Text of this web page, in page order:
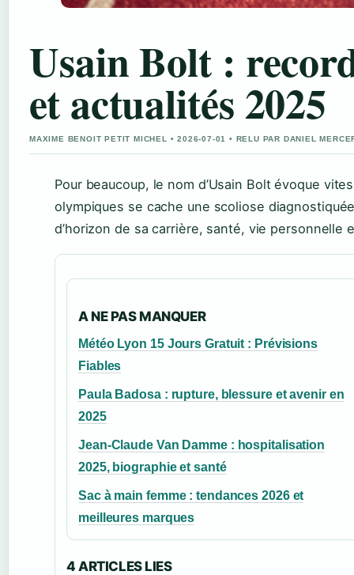
Usain Bolt :
et actualités 2025
MAXIME BENOIT PETIT MICHEL • 2026-07-01 • RELU PAR DANIEL
Pour beaucoup, le nom d’Usain Bolt évoque
olympiques se cache une scoliose
d’horizon de sa carrière, santé, vie
A NE PAS MANQUER
Météo Lyon 15 Jours Gratuit : Prévisions
Fiables
Paula Badosa : rupture, blessure et avenir en
2025
Jean-Claude Van Damme : hospitalisation
2025, biographie et santé
Sac à main femme : tendances 2026 et
meilleures marques
4 ARTICLES LIES